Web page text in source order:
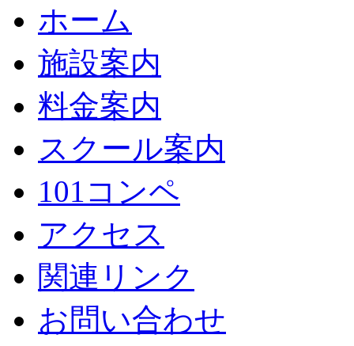
ホーム
施設案内
料金案内
スクール案内
101コンペ
アクセス
関連リンク
お問い合わせ